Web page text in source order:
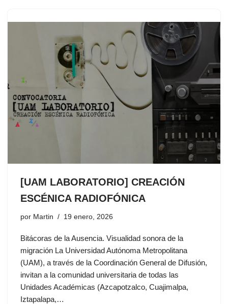
[UAM LABORATORIO] CREACIÓN
ESCÉNICA RADIOFÓNICA
por Martin 19 enero, 2026
Bitácoras de la Ausencia. Visualidad sonora de la
migración La Universidad Autónoma Metropolitana
(UAM), a través de la Coordinación General de Difusión,
invitan a la comunidad universitaria de todas las
Unidades Académicas (Azcapotzalco, Cuajimalpa,
Iztapalapa,…